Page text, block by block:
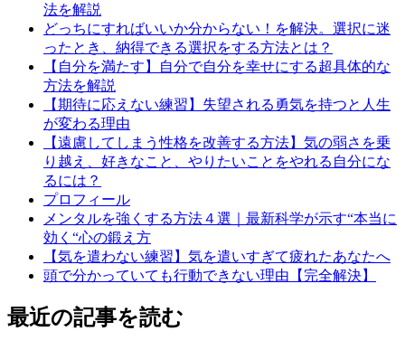
法を解説
どっちにすればいいか分からない！を解決。選択に迷
ったとき、納得できる選択をする方法とは？
【自分を満たす】自分で自分を幸せにする超具体的な
方法を解説
【期待に応えない練習】失望される勇気を持つと人生
が変わる理由
【遠慮してしまう性格を改善する方法】気の弱さを乗
り越え、好きなこと、やりたいことをやれる自分にな
るには？
プロフィール
メンタルを強くする方法４選｜最新科学が示す“本当に
効く“心の鍛え方
【気を遣わない練習】気を遣いすぎて疲れたあなたへ
頭で分かっていても行動できない理由【完全解決】
最近の記事を読む